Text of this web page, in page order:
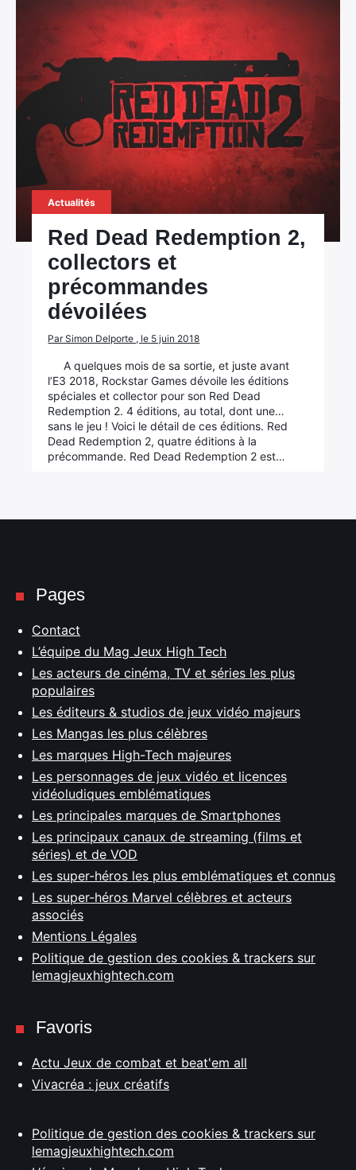
Actualités
Red Dead Redemption 2,
collectors et
précommandes
dévoilées
Par Simon Delporte , le 5 juin 2018
A quelques mois de sa sortie, et juste avant
l’E3 2018, Rockstar Games dévoile les éditions
spéciales et collector pour son Red Dead
Redemption 2. 4 éditions, au total, dont une…
sans le jeu ! Voici le détail de ces éditions. Red
Dead Redemption 2, quatre éditions à la
précommande. Red Dead Redemption 2 est…
Pages
Contact
L’équipe du Mag Jeux High Tech
Les acteurs de cinéma, TV et séries les plus
populaires
Les éditeurs & studios de jeux vidéo majeurs
Les Mangas les plus célèbres
Les marques High-Tech majeures
Les personnages de jeux vidéo et licences
vidéoludiques emblématiques
Les principales marques de Smartphones
Les principaux canaux de streaming (films et
séries) et de VOD
Les super-héros les plus emblématiques et connus
Les super-héros Marvel célèbres et acteurs
associés
Mentions Légales
Politique de gestion des cookies & trackers sur
lemagjeuxhightech.com
Favoris
Actu Jeux de combat et beat'em all
Vivacréa : jeux créatifs
Politique de gestion des cookies & trackers sur
lemagjeuxhightech.com
Rechercher